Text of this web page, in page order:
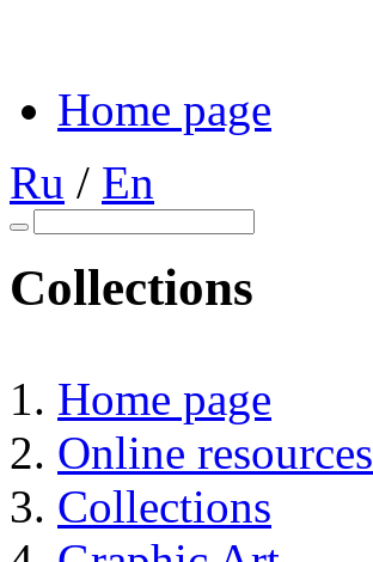
Home page
Ru / En
Collections
Home page
Online resources
Collections